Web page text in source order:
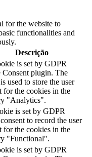
for the website to
functionalities and
Descrição
is set by GDPR
Consent plugin. The
used to store the user
for the cookies in the
"Analytics".
is set by GDPR
to record the user
for the cookies in the
"Functional".
is set by GDPR